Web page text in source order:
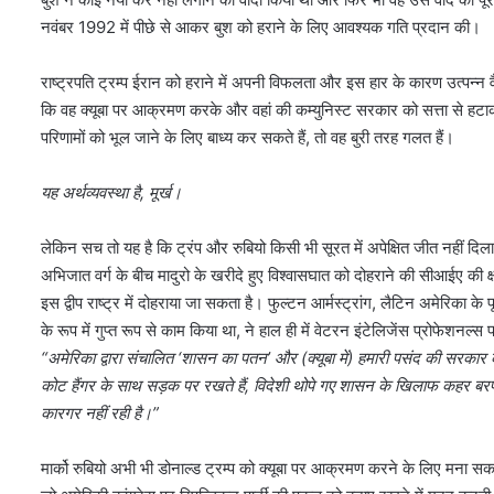
नवंबर 1992 में पीछे से आकर बुश को हराने के लिए आवश्यक गति प्रदान की।
राष्ट्रपति ट्रम्प ईरान को हराने में अपनी विफलता और इस हार के कारण
कि वह क्यूबा पर आक्रमण करके और वहां की कम्युनिस्ट सरकार को सत्ता से
परिणामों को भूल जाने के लिए बाध्य कर सकते हैं, तो वह बुरी तरह गलत हैं।
यह अर्थव्यवस्था है, मूर्ख।
लेकिन सच तो यह है कि ट्रंप और रुबियो किसी भी सूरत में अपेक्षित जीत नहीं
अभिजात वर्ग के बीच मादुरो के खरीदे हुए विश्वासघात को दोहराने की सीआईए
इस द्वीप राष्ट्र में दोहराया जा सकता है। फुल्टन आर्मस्ट्रांग, लैटिन अमेरिका के
के रूप में गुप्त रूप से काम किया था, ने हाल ही में वेटरन इंटेलिजेंस प्रोफेशनल्स
“अमेरिका द्वारा संचालित ‘शासन का पतन’ और (क्यूबा में) हमारी पसंद की
कोट हैंगर के साथ सड़क पर रखते हैं, विदेशी थोपे गए शासन के खिलाफ कहर
कारगर नहीं रही है।”
मार्को रुबियो अभी भी डोनाल्ड ट्रम्प को क्यूबा पर आक्रमण करने के लिए मना